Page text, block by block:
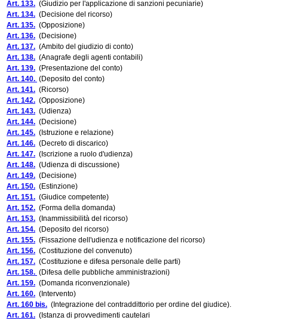
Art. 133. (Giudizio per l'applicazione di sanzioni pecuniarie)
Art. 134. (Decisione del ricorso)
Art. 135. (Opposizione)
Art. 136. (Decisione)
Art. 137. (Ambito del giudizio di conto)
Art. 138. (Anagrafe degli agenti contabili)
Art. 139. (Presentazione del conto)
Art. 140. (Deposito del conto)
Art. 141. (Ricorso)
Art. 142. (Opposizione)
Art. 143. (Udienza)
Art. 144. (Decisione)
Art. 145. (Istruzione e relazione)
Art. 146. (Decreto di discarico)
Art. 147. (Iscrizione a ruolo d'udienza)
Art. 148. (Udienza di discussione)
Art. 149. (Decisione)
Art. 150. (Estinzione)
Art. 151. (Giudice competente)
Art. 152. (Forma della domanda)
Art. 153. (Inammissibilità del ricorso)
Art. 154. (Deposito del ricorso)
Art. 155. (Fissazione dell'udienza e notificazione del ricorso)
Art. 156. (Costituzione del convenuto)
Art. 157. (Costituzione e difesa personale delle parti)
Art. 158. (Difesa delle pubbliche amministrazioni)
Art. 159. (Domanda riconvenzionale)
Art. 160. (Intervento)
Art. 160 bis. (Integrazione del contraddittorio per ordine del giudice).
Art. 161. (Istanza di provvedimenti cautelari